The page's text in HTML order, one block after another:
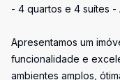
- 4 quartos e 4 suítes -
Apresentamos um
funcionalidade e
ambientes amplos,